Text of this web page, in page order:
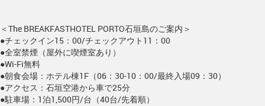
＜The BREAKFASTHOTEL PORTO石垣島のご案内＞
●チェックイン15：00/チェックアウト11：00
●全室禁煙（屋外に喫煙室あり）
●Wi-Fi無料
●朝食会場：ホテル棟1F（06：30-10：00/最終入場09：30）
●アクセス：石垣空港から車で25分
●駐車場：1泊1,500円/台（40台/先着順）